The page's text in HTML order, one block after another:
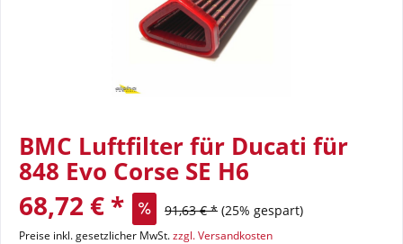
BMC Luftfilter für Ducati für
848 Evo Corse SE H6
68,72 € * 91,63 € * (25% gespart)
Preise inkl. gesetzlicher MwSt.zzgl. Versandkosten